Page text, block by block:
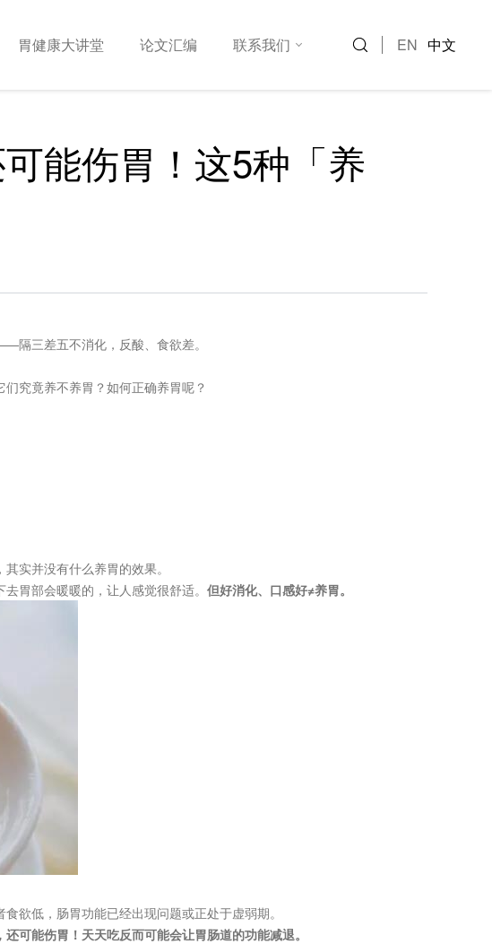
胃健康大讲堂 论文汇编 联系我们 EN 中文
能伤胃！这5种「养
隔三差五不消化，反酸、食欲差。
究竟养不养胃？如何正确养胃呢？
实并没有什么养胃的效果。
胃部会暖暖的，让人感觉很舒适。 但好消化、口感好≠养胃。
欲低，肠胃功能已经出现问题或正处于虚弱期。
可能伤胃！ 天天吃反而可能会让胃肠道的功能减退。